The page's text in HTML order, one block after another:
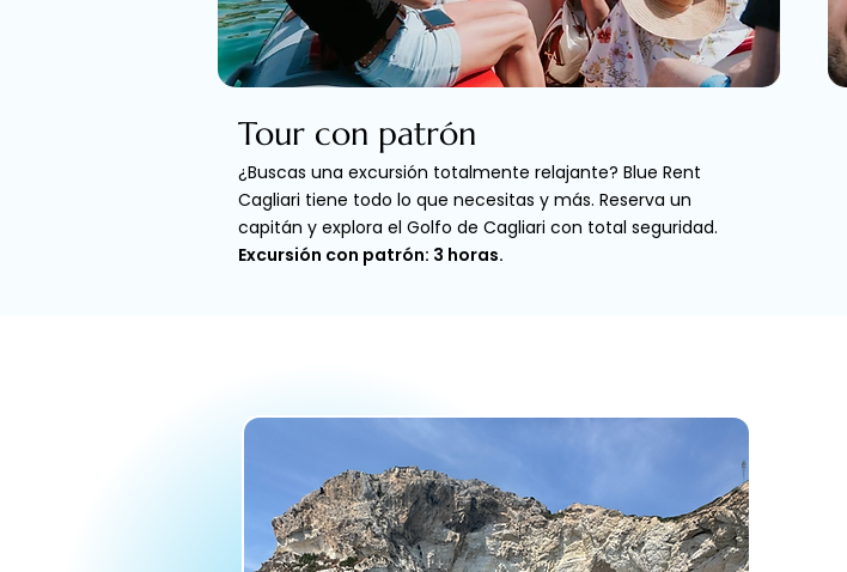
Tour con patrón
¿Buscas una excursión totalmente relajante? Blue Rent
Cagliari tiene todo lo que necesitas y más. Reserva un
capitán y explora el Golfo de Cagliari con total seguridad.
Excursión con patrón: 3 horas.